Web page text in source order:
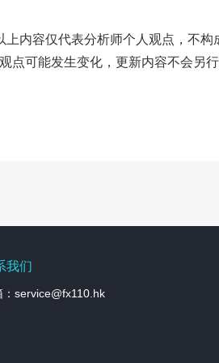
内容仅代表分析师个人观点，不构
点可能发生变化，更新内容不会另
我们
：service@fx110.hk